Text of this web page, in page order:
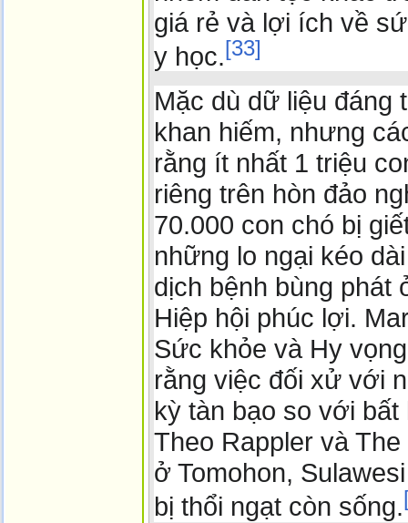
giá rẻ và lợi ích về
y học.[33]
Mặc dù dữ liệu đáng
khan hiếm, nhưng
rằng ít nhất 1 triệu
riêng trên hòn đảo
70.000 con chó bị
những lo ngại kéo
dịch bệnh bùng phát
Hiệp hội phúc lợi.
Sức khỏe và Hy
rằng việc đối xử với
kỳ tàn bạo so với
Theo Rappler và
ở Tomohon,
bị thổi ngạt còn sống.